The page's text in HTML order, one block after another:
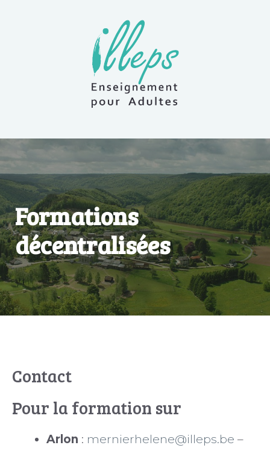
Formations
décentralisées
Contact
Pour la formation sur
Arlon : mernierhelene@illeps.be –